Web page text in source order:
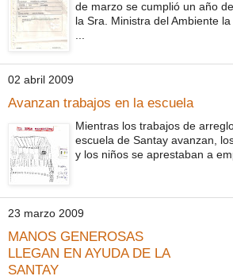
de marzo se cumplió un año
la Sra. Ministra del Ambiente
02 abril 2009
Avanzan trabajos en la escuela
Mientras los trabajos de
escuela de Santay avanzan,
y los niños se aprestaban a
23 marzo 2009
MANOS GENEROSAS
LLEGAN EN AYUDA DE LA
SANTAY